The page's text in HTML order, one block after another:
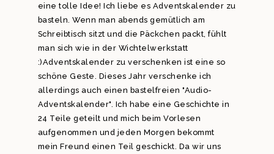
eine tolle Idee! Ich liebe es Adventskalender zu
basteln. Wenn man abends gemütlich am
Schreibtisch sitzt und die Päckchen packt, fühlt
man sich wie in der Wichtelwerkstatt
:)Adventskalender zu verschenken ist eine so
schöne Geste. Dieses Jahr verschenke ich
allerdings auch einen bastelfreien "Audio-
Adventskalender". Ich habe eine Geschichte in
24 Teile geteilt und mich beim Vorlesen
aufgenommen und jeden Morgen bekommt
mein Freund einen Teil geschickt. Da wir uns